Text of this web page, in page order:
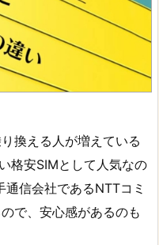
換える人が増えている
格安SIMとして人気なの
信会社であるNTTコミ
で、安心感があるのも